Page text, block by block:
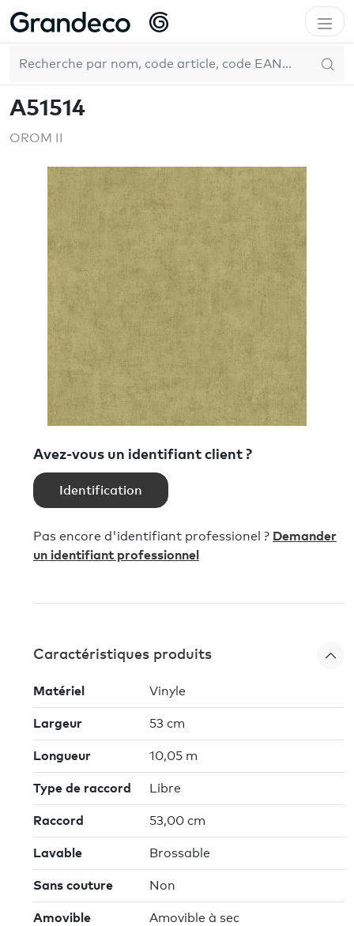
Accueil GrandecoLife OROM II
A51514
OROM II
Avez-vous un identifiant client ?
Identification
Pas encore d'identifiant professionel ? Demander
un identifiant professionnel
Caractéristiques produits
Matériel Vinyle
Largeur 53 cm
Longueur 10,05 m
Type de raccord Libre
Raccord 53,00 cm
Lavable Brossable
Sans couture Non
Amovible Amovible à sec